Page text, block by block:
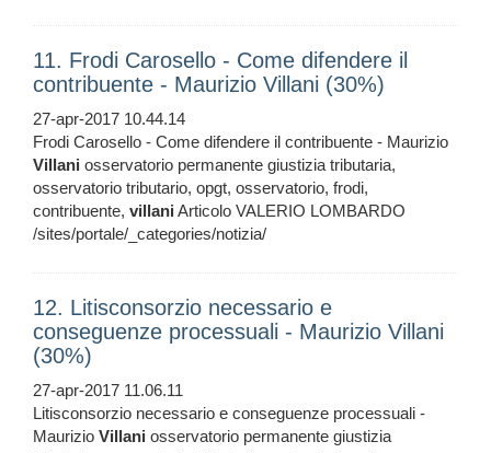
11. Frodi Carosello - Come difendere il
contribuente - Maurizio Villani (30%)
27-apr-2017 10.44.14
Frodi Carosello - Come difendere il contribuente - Maurizio
Villani osservatorio permanente giustizia tributaria,
osservatorio tributario, opgt, osservatorio, frodi,
contribuente, villani Articolo VALERIO LOMBARDO
/sites/portale/_categories/notizia/
12. Litisconsorzio necessario e
conseguenze processuali - Maurizio Villani
(30%)
27-apr-2017 11.06.11
Litisconsorzio necessario e conseguenze processuali -
Maurizio Villani osservatorio permanente giustizia